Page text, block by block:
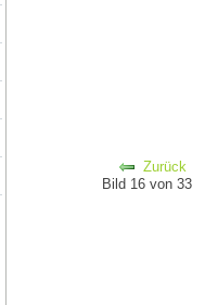
Zurück
Bild 16 von 33